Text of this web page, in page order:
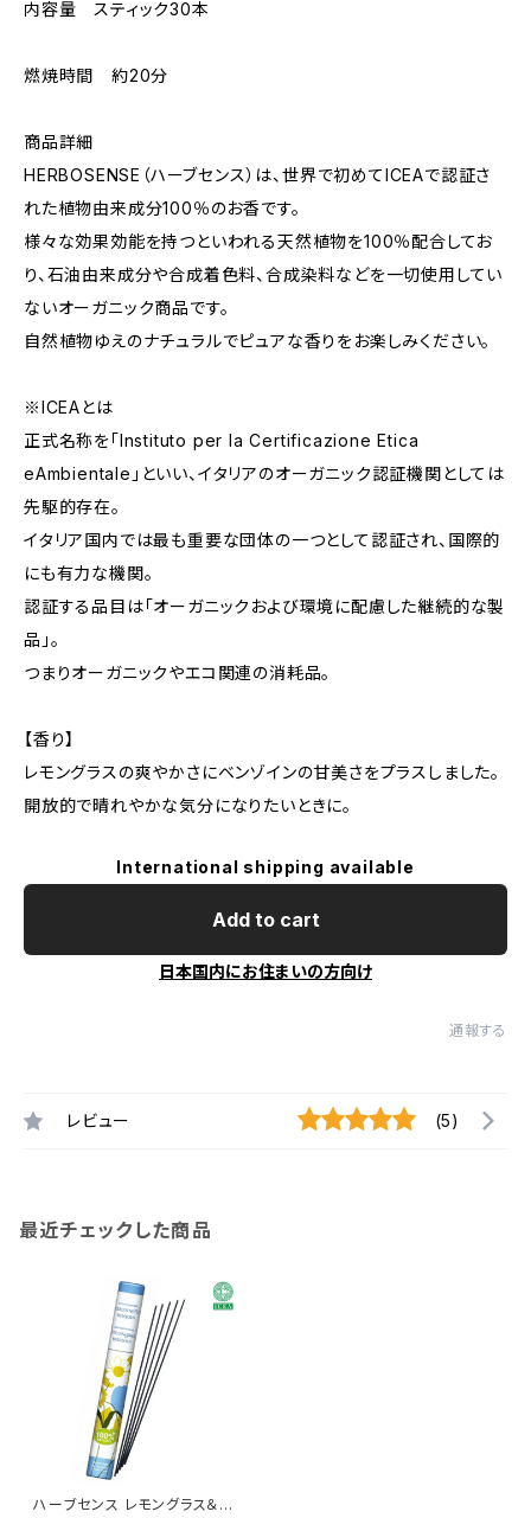
内容量 スティック30本
燃焼時間 約20分
商品詳細
HERBOSENSE（ハーブセンス）は、世界で初めてICEAで認証さ
れた植物由来成分100％のお香です。
様々な効果効能を持つといわれる天然植物を100％配合してお
り、石油由来成分や合成着色料、合成染料などを一切使用してい
ないオーガニック商品です。
自然植物ゆえのナチュラルでピュアな香りをお楽しみください。
※ICEAとは
正式名称を「Instituto per la Certificazione Etica
eAmbientale」といい、イタリアのオーガニック認証機関としては
先駆的存在。
イタリア国内では最も重要な団体の一つとして認証され、国際的
にも有力な機関。
認証する品目は「オーガニックおよび環境に配慮した継続的な製
品」。
つまりオーガニックやエコ関連の消耗品。
【香り】
レモングラスの爽やかさにベンゾインの甘美さをプラスしました。
開放的で晴れやかな気分になりたいときに。
International shipping available
Add to cart
日本国内にお住まいの方向け
通報する
レビュー (5)
最近チェックした商品
ハーブセンス レモングラス＆ベ